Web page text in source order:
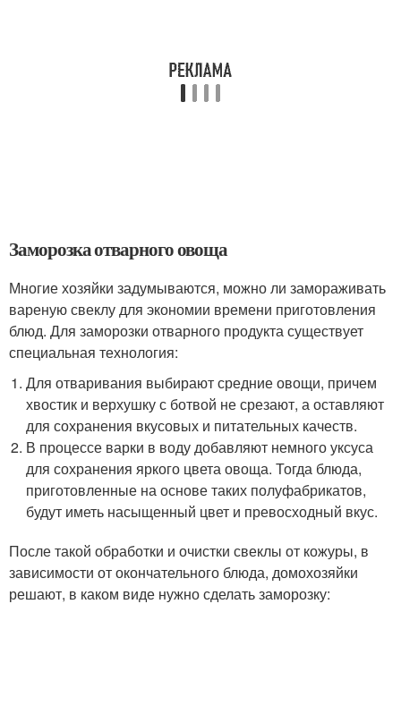
Заморозка отварного овоща
Многие хозяйки задумываются, можно ли замораживать
вареную свеклу для экономии времени приготовления
блюд. Для заморозки отварного продукта существует
специальная технология:
Для отваривания выбирают средние овощи, причем
хвостик и верхушку с ботвой не срезают, а оставляют
для сохранения вкусовых и питательных качеств.
В процессе варки в воду добавляют немного уксуса
для сохранения яркого цвета овоща. Тогда блюда,
приготовленные на основе таких полуфабрикатов,
будут иметь насыщенный цвет и превосходный вкус.
После такой обработки и очистки свеклы от кожуры, в
зависимости от окончательного блюда, домохозяйки
решают, в каком виде нужно сделать заморозку: